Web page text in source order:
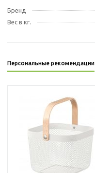
Бренд
Вес в кг.
Персональные рекомендации